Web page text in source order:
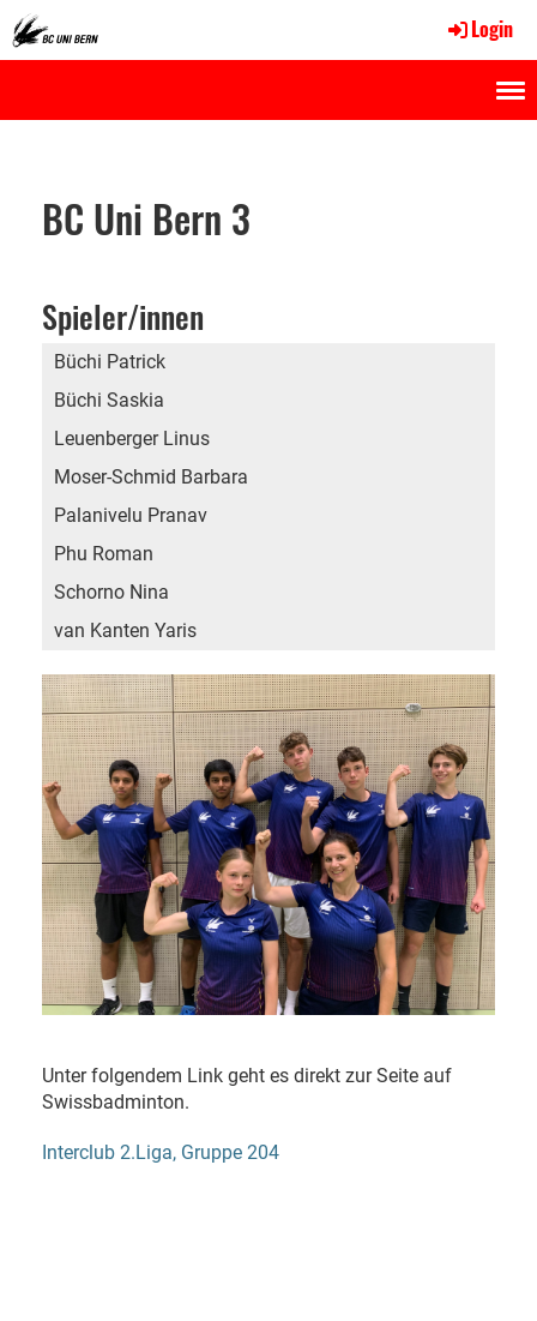
Login
BC Uni Bern 3
Spieler/innen
Büchi Patrick
Büchi Saskia
Leuenberger Linus
Moser-Schmid Barbara
Palanivelu Pranav
Phu Roman
Schorno Nina
van Kanten Yaris
Unter folgendem Link geht es direkt zur Seite auf
Swissbadminton.
Interclub 2.Liga, Gruppe 204